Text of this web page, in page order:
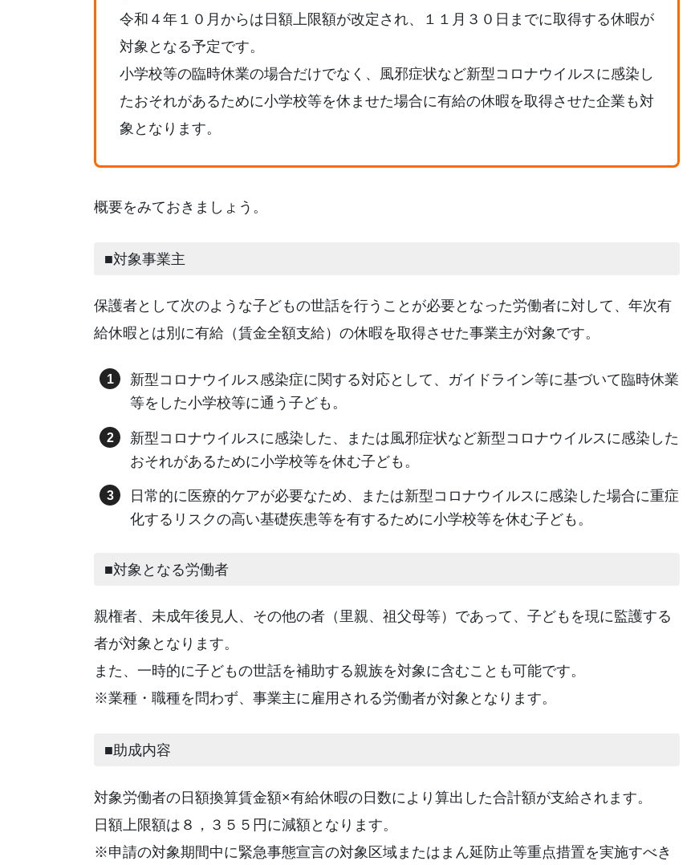
令和４年１０月からは日額上限額が改定され、１１月３０日までに取得する休暇が
対象となる予定です。
小学校等の臨時休業の場合だけでなく、風邪症状など新型コロナウイルスに感染し
たおそれがあるために小学校等を休ませた場合に有給の休暇を取得させた企業も対
象となります。
概要をみておきましょう。
■対象事業主
保護者として次のような子どもの世話を行うことが必要となった労働者に対して、年次有
給休暇とは別に有給（賃金全額支給）の休暇を取得させた事業主が対象です。
新型コロナウイルス感染症に関する対応として、ガイドライン等に基づいて臨時休業
等をした小学校等に通う子ども。
新型コロナウイルスに感染した、または風邪症状など新型コロナウイルスに感染した
おそれがあるために小学校等を休む子ども。
日常的に医療的ケアが必要なため、または新型コロナウイルスに感染した場合に重症
化するリスクの高い基礎疾患等を有するために小学校等を休む子ども。
■対象となる労働者
親権者、未成年後見人、その他の者（里親、祖父母等）であって、子どもを現に監護する
者が対象となります。
また、一時的に子どもの世話を補助する親族を対象に含むことも可能です。
※業種・職種を問わず、事業主に雇用される労働者が対象となります。
■助成内容
対象労働者の日額換算賃金額×有給休暇の日数により算出した合計額が支給されます。
日額上限額は８，３５５円に減額となります。
※申請の対象期間中に緊急事態宣言の対象区域またはまん延防止等重点措置を実施すべき